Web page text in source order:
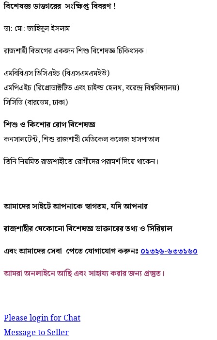
বিশেষজ্ঞ ডাক্তারের সংক্ষিপ্ত বিবরণ !
ডা: মো: জাহিদুল ইসলাম
রাজশাহী বিভাগের একজন শিশু বিশেষজ্ঞ চিকিৎসক।
এমবিবিএস ডিসিএইচ (বিএসএমএমইউ)
এমপিএইচ (রিপ্রোডাক্টটিভ এবং চাইল্ড হেলথ, বরেন্দ্র বিশ্ববিদ্যালয়)
সিসিডি (বারডেম, ঢাকা)
শিশু ও কিশোর রোগ বিশেষজ্ঞ
কনসালটেন্ট, শিশু রাজশাহী মেডিকেল কলেজ হাসপাতাল
তিনি নিয়মিত রাজশাহীতে রোগীদের পরামর্শ দিয়ে থাকেন।
আমাদের সাইটে আপনাকে স্বাগতম, যদি আপনার
রাজশাহীর যেকোনো বিশেষজ্ঞডাক্তারেরতথ্য ও সিরিয়াল
এবং আমাদের সেবা পেতে যোগাযোগ করুনঃ ০১৩২৬-৬৩৩১৬০
আমরা অনলাইনে আছি এবং সাহায্য করার জন্য প্রস্তুত।
Please login for Chat
Message to Seller